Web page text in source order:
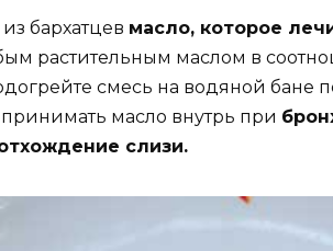
бархатцев масло, которое
растительным маслом в
смесь на водяной бане
масло внутрь при
слизи.